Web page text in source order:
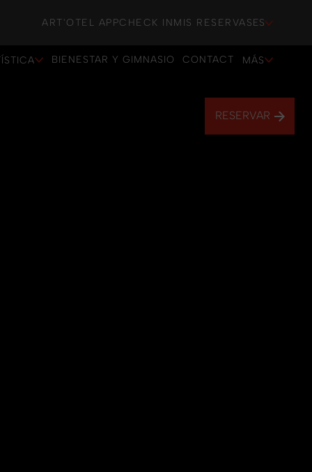
ART'OTEL APPCHECK INMIS RESERVASES
BIENESTAR Y GIMNASIO
CONTACT
MÁS
RESERVAR